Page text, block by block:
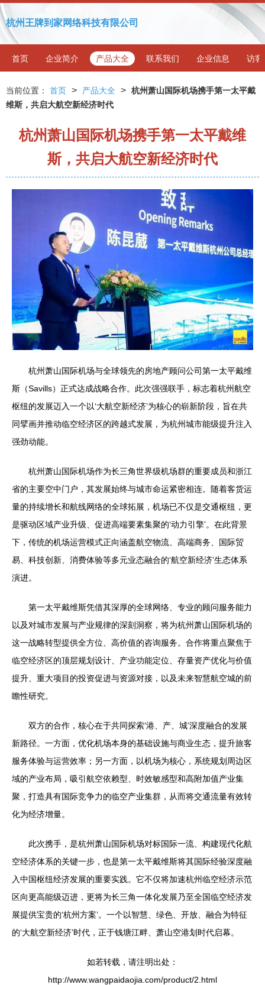
杭州王牌到家网络科技有限公司
首页 企业简介 产品大全 联系我们 企业信息 访客
当前位置： 首页 > 产品大全 > 杭州萧山国际机场携手第一太平戴
维斯，共启大航空新经济时代
杭州萧山国际机场携手第一太平戴维
斯，共启大航空新经济时代
杭州萧山国际机场与全球领先的房地产顾问公司第一太平戴维
斯（Savills）正式达成战略合作。此次强强联手，标志着杭州航空
枢纽的发展迈入一个以‘大航空新经济’为核心的崭新阶段，旨在共
同擘画并推动临空经济区的跨越式发展，为杭州城市能级提升注入
强劲动能。
杭州萧山国际机场作为长三角世界级机场群的重要成员和浙江
省的主要空中门户，其发展始终与城市命运紧密相连。随着客货运
量的持续增长和航线网络的全球拓展，机场已不仅是交通枢纽，更
是驱动区域产业升级、促进高端要素集聚的‘动力引擎’。在此背景
下，传统的机场运营模式正向涵盖航空物流、高端商务、国际贸
易、科技创新、消费体验等多元业态融合的‘航空新经济’生态体系
演进。
第一太平戴维斯凭借其深厚的全球网络、专业的顾问服务能力
以及对城市发展与产业规律的深刻洞察，将为杭州萧山国际机场的
这一战略转型提供全方位、高价值的咨询服务。合作将重点聚焦于
临空经济区的顶层规划设计、产业功能定位、存量资产优化与价值
提升、重大项目的投资促进与资源对接，以及未来智慧航空城的前
瞻性研究。
双方的合作，核心在于共同探索‘港、产、城’深度融合的发展
新路径。一方面，优化机场本身的基础设施与商业生态，提升旅客
服务体验与运营效率；另一方面，以机场为核心，系统规划周边区
域的产业布局，吸引航空依赖型、时效敏感型和高附加值产业集
聚，打造具有国际竞争力的临空产业集群，从而将交通流量有效转
化为经济增量。
此次携手，是杭州萧山国际机场对标国际一流、构建现代化航
空经济体系的关键一步，也是第一太平戴维斯将其国际经验深度融
入中国枢纽经济发展的重要实践。它不仅将加速杭州临空经济示范
区向更高能级迈进，更将为长三角一体化发展乃至全国临空经济发
展提供宝贵的‘杭州方案’。一个以智慧、绿色、开放、融合为特征
的‘大航空新经济’时代，正于钱塘江畔、萧山空港划时代启幕。
如若转载，请注明出处：
http://www.wangpaidaojia.com/product/2.html